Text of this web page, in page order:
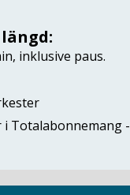
inklusive paus.
Totalabonnemang -